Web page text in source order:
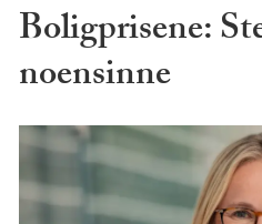
Boligprisene:
noensinne